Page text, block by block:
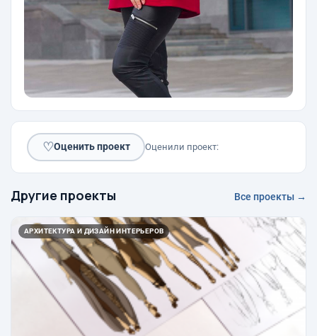
♡Оценить проект Оценили проект:
Другие проекты Все проекты →
АРХИТЕКТУРА И ДИЗАЙН ИНТЕРЬЕРОВ